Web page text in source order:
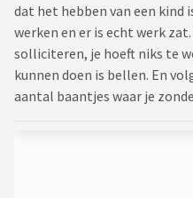
dat het hebben van een kind
werken en er is echt werk
solliciteren, je hoeft niks te
kunnen doen is bellen. En
aantal baantjes waar je